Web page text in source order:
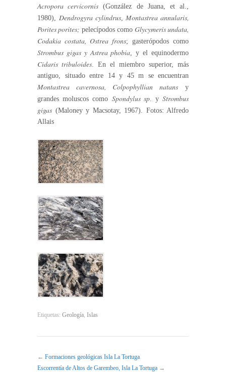
Acropora cervicornis (González de Juana, et al.,
1980), Dendrogyra cylindrus,Montastrea annularis,
Porites porites; pelecípodos como Glycymeris undata,
Codakia costata, Ostrea frons; gasterópodos como
Strombus gigas y Astrea phobia, y el equinodermo
Cidaris tribuloides. En el miembro superior, más
antiguo, situado entre 14 y 45 m se encuentran
Montastrea cavernosa, Colpophyllian natans y
grandes moluscos como Spondylus sp. yStrombus
gigas (Maloney y Macsotay, 1967). Fotos: Alfredo
Allais
Etiquetas: Geología, Islas
← Formaciones geológicas Isla La Tortuga
Escorrentía de Altos de Garembeo, Isla La Tortuga →